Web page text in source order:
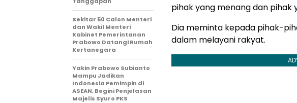
pihak yang menang dan pihak
Dia meminta kepada pihak-
dalam melayani rakyat.
Sekitar 50 Calon Menteri
dan Wakil Menteri
Kabinet Pemerintanan
Prabowo Datangi Rumah
Kertanegara
Yakin Prabowo Subianto
Mampu Jadikan
Indonesia Pemimpin di
ASEAN, Begini Penjelasan
Majelis Syuro PKS